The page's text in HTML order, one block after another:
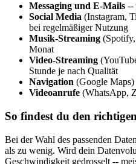
Messaging und E-Mails --
Social Media (Instagram,
bei regelmäßiger Nutzung
Musik-Streaming
Monat
Video-Streaming
Stunde je nach Qualität
Navigation (Google
Videoanrufe (WhatsApp,
So findest du den
Bei der Wahl des passenden
als zu wenig. Wird dein
Geschwindigkeit gedrosselt --